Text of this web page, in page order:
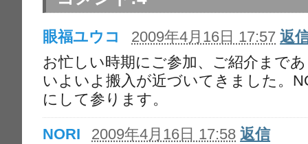
眼福ユウコ 2009年4月16日 17:57 返
お忙しい時期にご参加、ご紹介まで
いよいよ搬入が近づいてきました。
にして参ります。
NORI 2009年4月16日 17:58 返信